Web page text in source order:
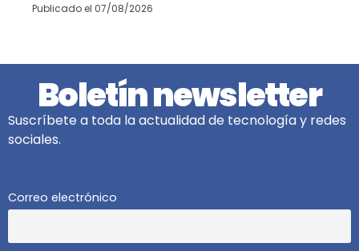
Publicado el 07/08/2026
Boletín newsletter
Suscríbete a toda la actualidad de tecnología y redes
sociales.
Correo electrónico